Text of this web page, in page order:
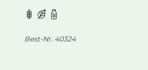
Apfel, Kakao und Waldfrucht,
mit knuspriger Zuckerkruste,
Best-Nr. 40324